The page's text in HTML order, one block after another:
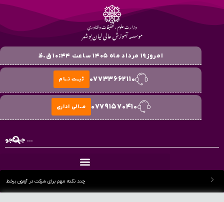
وزارت علوم ، تحقیقات و فناوری
موسسه آموزش عالی لیان بوشهر
امروز۱۹ مرداد ماه ۱۴۰۵ ساعت ۱۰:۴۴ ق.ظ
۰۷۷۳۳۶۶۲۱۱۰ ثبــت نــام
۰۷۷۹۱۵۷۰۴۱۰ مــالی اداری
چند نکته مهم برای شرکت در آزمون برخط